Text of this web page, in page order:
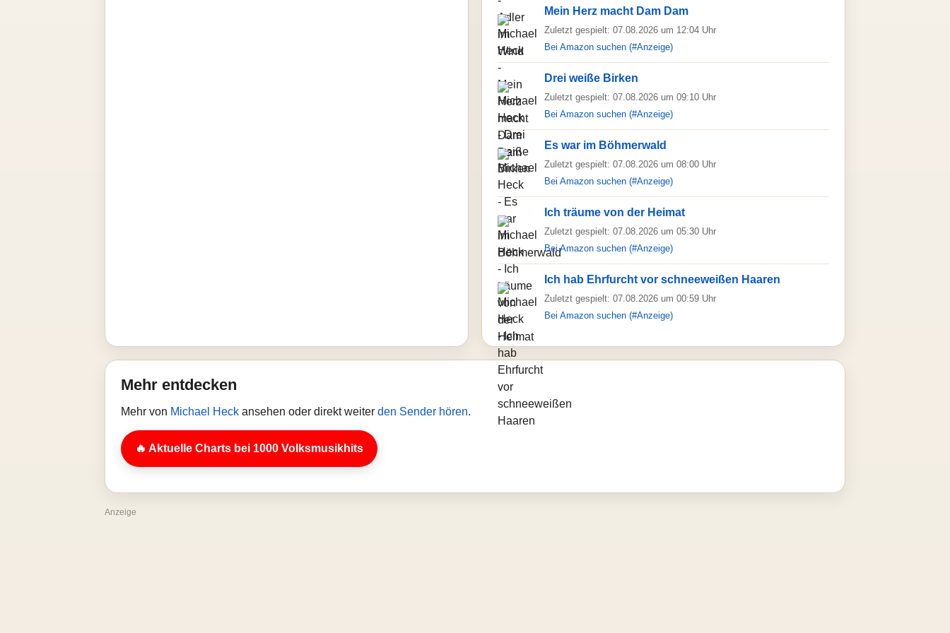
Mein Herz macht Dam Dam
Zuletzt gespielt: 07.08.2026 um 12:04 Uhr
Bei Amazon suchen (#Anzeige)
Drei weiße Birken
Zuletzt gespielt: 07.08.2026 um 09:10 Uhr
Bei Amazon suchen (#Anzeige)
Es war im Böhmerwald
Zuletzt gespielt: 07.08.2026 um 08:00 Uhr
Bei Amazon suchen (#Anzeige)
Ich träume von der Heimat
Zuletzt gespielt: 07.08.2026 um 05:30 Uhr
Bei Amazon suchen (#Anzeige)
Ich hab Ehrfurcht vor schneeweißen Haaren
Zuletzt gespielt: 07.08.2026 um 00:59 Uhr
Bei Amazon suchen (#Anzeige)
Mehr entdecken
Mehr von Michael Heck ansehen oder direkt weiter den Sender hören.
🔥 Aktuelle Charts bei 1000 Volksmusikhits
Anzeige